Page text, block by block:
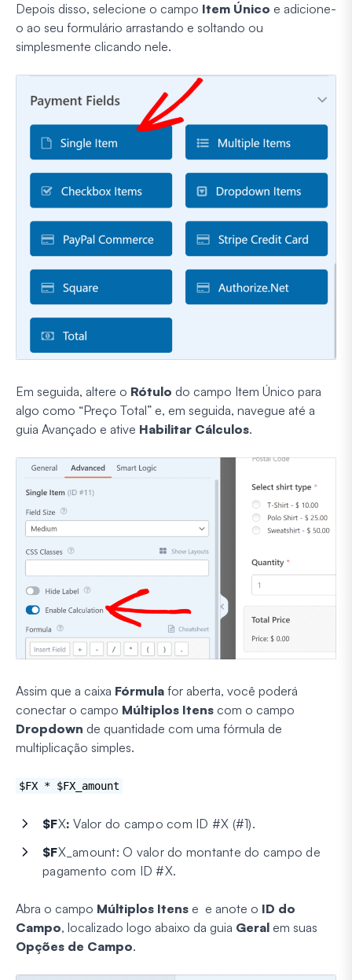
Depois disso, selecione o campo Item Único e adicione-
o ao seu formulário arrastando e soltando ou
simplesmente clicando nele.
Em seguida, altere o Rótulo do campo Item Único para
algo como “Preço Total” e, em seguida, navegue até a
guia Avançado e ative Habilitar Cálculos.
Assim que a caixa Fórmula for aberta, você poderá
conectar o campo Múltiplos Itens com o campo
Dropdown de quantidade com uma fórmula de
multiplicação simples.
$FX * $FX_amount
$FX:Valor do campo com ID #X (#1).
$FX_amount: O valor do montante do campo de
pagamento com ID #X.
Abra o campo Múltiplos Itens e e anote o ID do
Campo, localizado logo abaixo da guia Geral em suas
Opções de Campo.